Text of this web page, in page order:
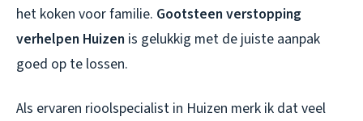
het koken voor familie. Gootsteen verstopping
verhelpen Huizen is gelukkig met de juiste aanpak
goed op te lossen.
Als ervaren rioolspecialist in Huizen merk ik dat veel